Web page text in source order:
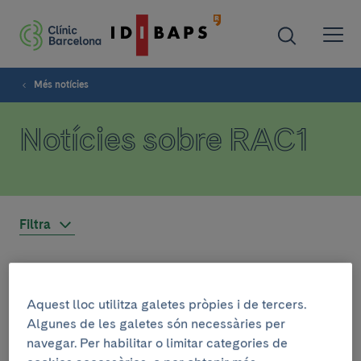
Més notícies
Notícies sobre RAC1
Filtra
11 de maig de 2021
‘Versió CLÍNIC’, menció d’honor
Aquest lloc utilitza galetes pròpies i de tercers.
Algunes de les galetes són necessàries per
navegar. Per habilitar o limitar categories de